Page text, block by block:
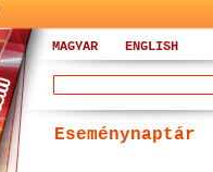
MAGYAR ENGLISH
Eseménynaptár